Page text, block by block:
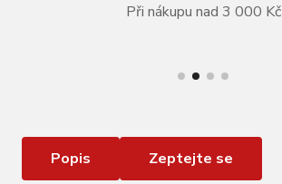
Při nákupu nad 3 000 Kč
Popis Zeptejte se